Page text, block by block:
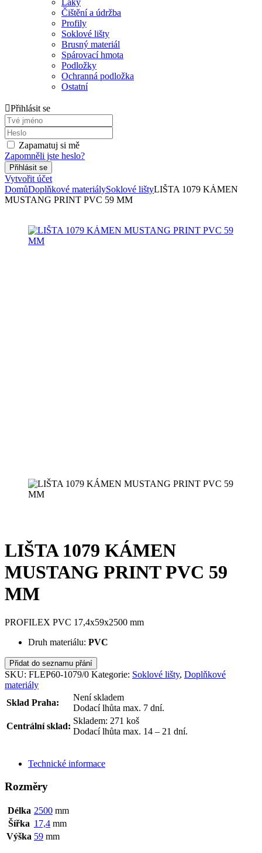
Laky
Čištění a údržba
Profily
Soklové lišty
Brusný materiál
Spárovací hmota
Podložky
Ochranná podložka
Ostatní
Přihlásit se
Zapamatuj si mě
Zapomněli jste heslo?
Vytvořit účet
DomůDoplňkové materiálySoklové lištyLIŠTA 1079 KÁMEN
MUSTANG PRINT PVC 59 MM
LIŠTA 1079 KÁMEN
MUSTANG PRINT PVC 59
MM
PROFILEX PVC 17,4x59x2500 mm
Druh materiálu: PVC
Přidat do seznamu přání
SKU: FLEP60-1079/0 Kategorie: Soklové lišty, Doplňkové
materiály
Sklad Praha:
Není skladem
Dodací lhůta max. 7 dní.
Centrální sklad:
Skladem: 271 koš
Dodací lhůta max. 14 – 21 dní.
Technické informace
Rozměry
Délka 2500 mm
Šířka 17,4 mm
Výška 59 mm